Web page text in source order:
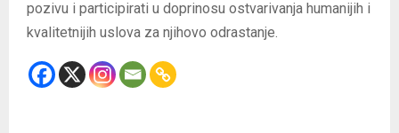
pozivu i participirati u doprinosu ostvarivanja humanijih i
kvalitetnijih uslova za njihovo odrastanje.